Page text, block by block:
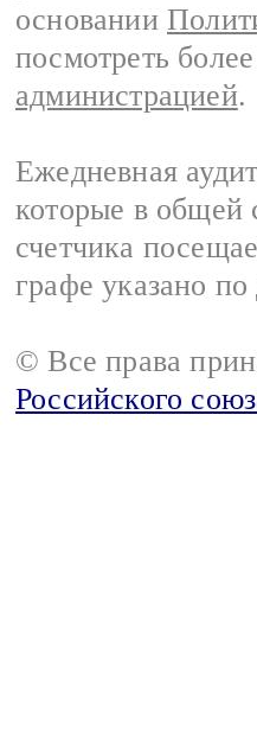
основании
посмотреть
администрацией.
Ежедневная
которые в общей
счетчика
графе указано
© Все права
Российского